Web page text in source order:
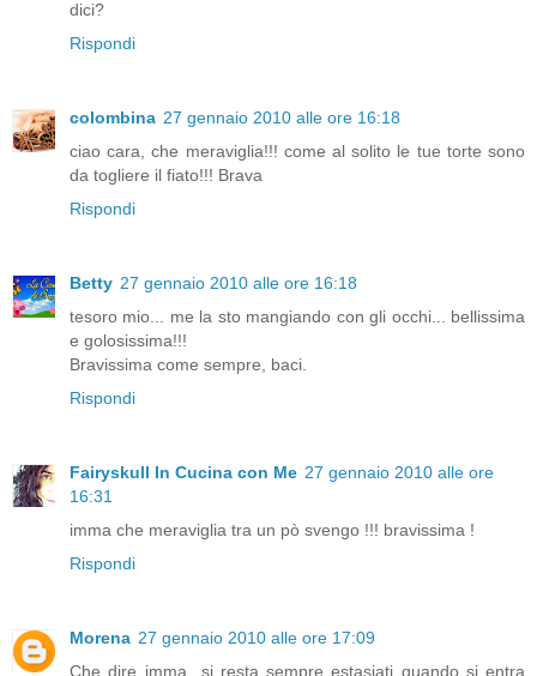
dici?
Rispondi
colombina 27 gennaio 2010 alle ore 16:18
ciao cara, che meraviglia!!! come al solito le tue torte sono
da togliere il fiato!!! Brava
Rispondi
Betty 27 gennaio 2010 alle ore 16:18
tesoro mio... me la sto mangiando con gli occhi... bellissima
e golosissima!!!
Bravissima come sempre, baci.
Rispondi
Fairyskull In Cucina con Me 27 gennaio 2010 alle ore
16:31
imma che meraviglia tra un pò svengo !!! bravissima !
Rispondi
Morena 27 gennaio 2010 alle ore 17:09
Che dire imma...si resta sempre estasiati quando si entra